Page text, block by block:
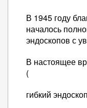
В 1945 году
началось
эндоскопов с
В настоящее
(
гибкий эндоскоп